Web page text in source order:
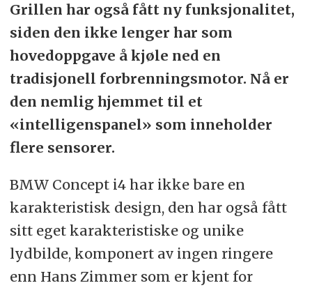
Grillen har også fått ny funksjonalitet,
siden den ikke lenger har som
hovedoppgave å kjøle ned en
tradisjonell forbrenningsmotor. Nå er
den nemlig hjemmet til et
«intelligenspanel» som inneholder
flere sensorer.
BMW Concept i4 har ikke bare en
karakteristisk design, den har også fått
sitt eget karakteristiske og unike
lydbilde, komponert av ingen ringere
enn Hans Zimmer som er kjent for